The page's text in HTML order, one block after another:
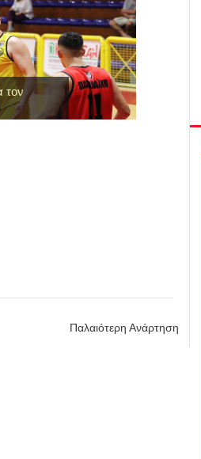
τον
Παλαιότερη Ανάρτηση